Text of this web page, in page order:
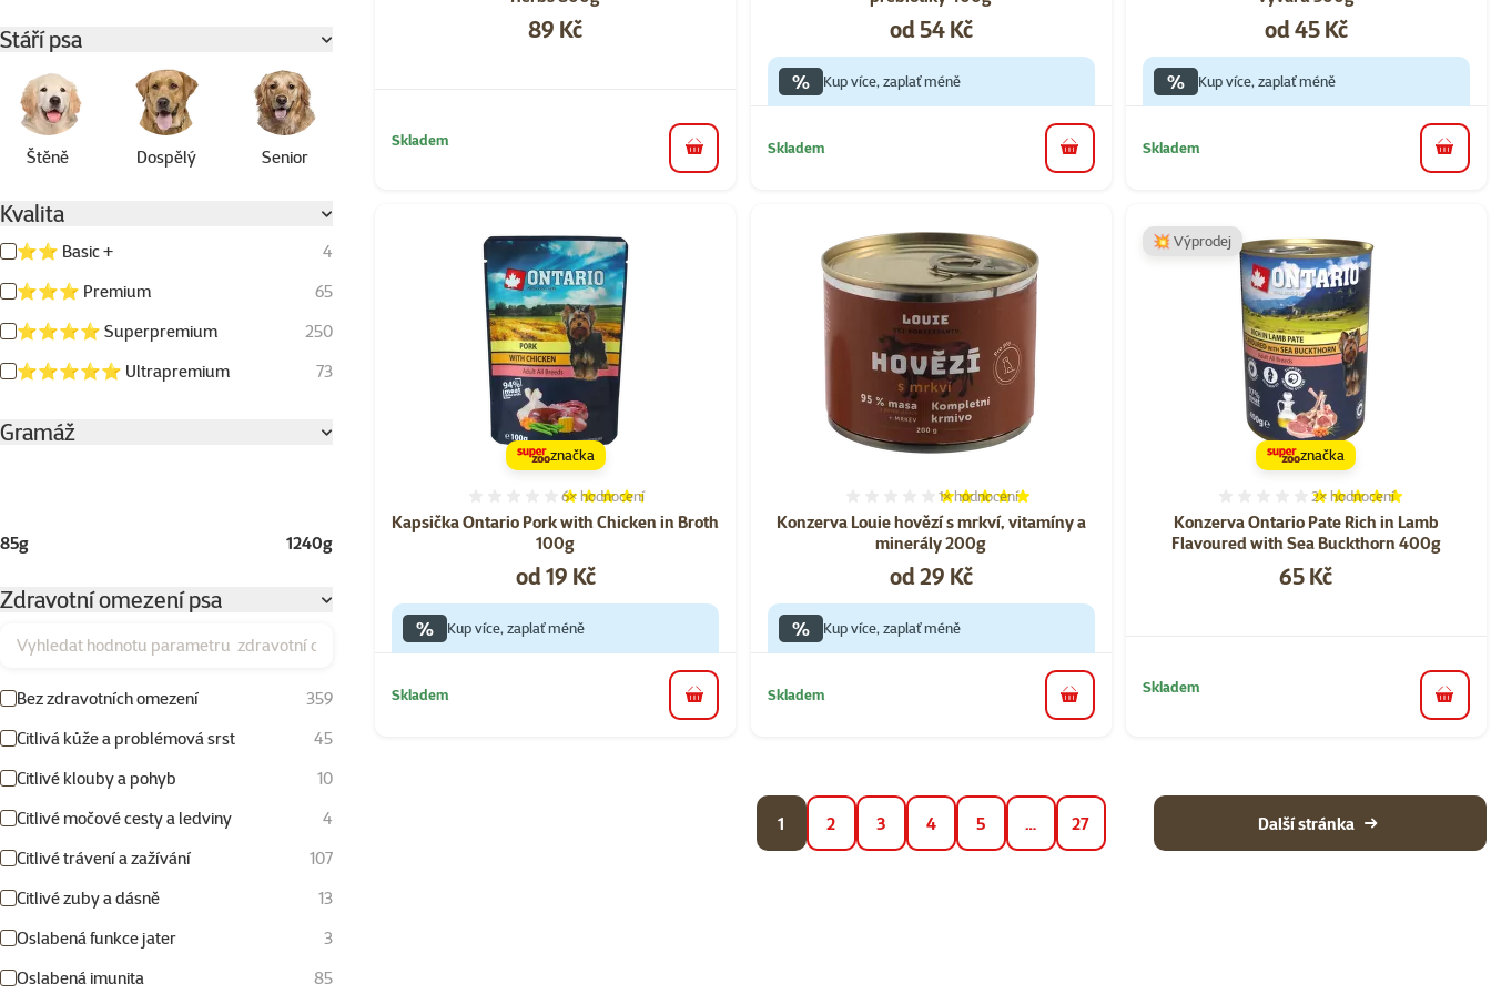
Stáří psa
Štěně Dospělý Senior
Kvalita
⭐⭐ Basic +
4
⭐⭐⭐ Premium
65
⭐⭐⭐⭐ Superpremium
250
⭐⭐⭐⭐⭐ Ultrapremium
73
Gramáž
85g 1240g
Zdravotní omezení psa
Vyhledat hodnotu parametru zdravotní omezení psa
Bez zdravotních omezení
359
Citlivá kůže a problémová srst
45
Citlivé klouby a pohyb
10
Citlivé močové cesty a ledviny
4
Citlivé trávení a zažívání
107
Citlivé zuby a dásně
13
Oslabená funkce jater
3
Oslabená imunita
85
Cena
89 Kč
Skladem
do košíku
Cena
od 54 Kč
% Kup více, zaplať méně
Skladem do košíku
Cena
od 45 Kč
% Kup více, zaplať méně
Skladem do
Kapsička Ontario Pork with Chicken in Broth
100g
Hodnocení 87%, počet hodnocení: 6
6× hodnocení
Cena
od 19 Kč
značka
% Kup více, zaplať méně
Skladem do košíku
Konzerva Louie hovězí s mrkví, vitamíny a
minerály 200g
Hodnocení 100%, počet hodnocení: 1
1×hodnocení
Cena
od 29 Kč
% Kup více, zaplať méně
Skladem do košíku
Konzerva Ontario Pate Rich in Lamb
Flavoured with Sea Buckthorn 400g
Hodnocení 100%, počet
2× hodnocení
Cena
65 Kč
💥 Výprodej
značka
Skladem
do
1 2 3 4 5 … 27 Další stránka